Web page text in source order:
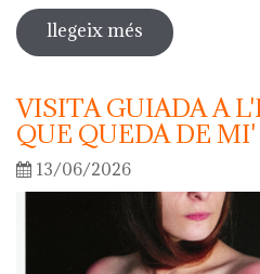
llegeix més sobre visita
a la font'
VISITA GUIADA A
QUE QUEDA DE MI'
13/06/2026